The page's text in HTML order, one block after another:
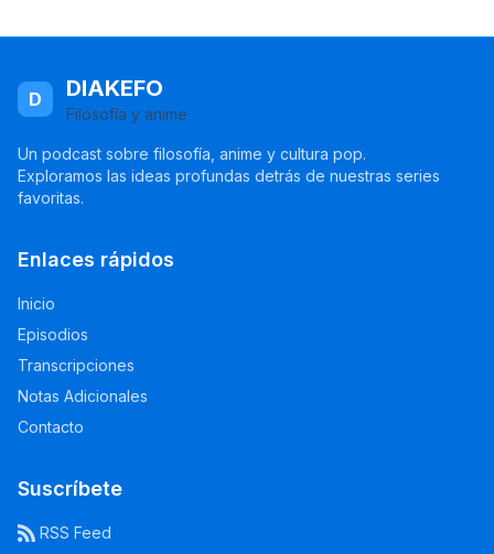
D DIAKEFO
Filosofía y anime
Un podcast sobre filosofía, anime y cultura pop.
Exploramos las ideas profundas detrás de nuestras series
favoritas.
Enlaces rápidos
Inicio
Episodios
Transcripciones
Notas Adicionales
Contacto
Suscríbete
RSS Feed